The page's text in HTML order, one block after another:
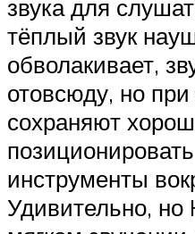
звука для
тёплый звук
обволакивает,
отовсюду, но
сохраняют
инструменты
Удивительно, но